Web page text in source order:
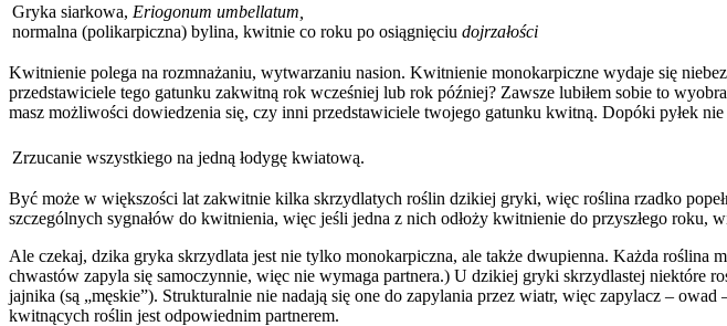
Gryka siarkowa, Eriogonum umbellatum,
normalna (polikarpiczna) bylina, kwitnie co roku po osiągnięciu dojrzałości
Kwitnienie polega na rozmnażaniu, wytwarzaniu nasion. Kwitnienie monokarpiczne wydaje się
przedstawiciele tego gatunku zakwitną rok wcześniej lub rok później? Zawsze lubiłem sobie to
masz możliwości dowiedzenia się, czy inni przedstawiciele twojego gatunku kwitną. Dopóki pyłek
Zrzucanie wszystkiego na jedną łodygę kwiatową.
Być może w większości lat zakwitnie kilka skrzydlatych roślin dzikiej gryki, więc roślina rzadko
szczególnych sygnałów do kwitnienia, więc jeśli jedna z nich odłoży kwitnienie do przyszłego roku,
Ale czekaj, dzika gryka skrzydlata jest nie tylko monokarpiczna, ale także dwupienna. Każda roślina
chwastów zapyla się samoczynnie, więc nie wymaga partnera.) U dzikiej gryki skrzydlastej niektóre
jajnika (są „męskie”). Strukturalnie nie nadają się one do zapylania przez wiatr, więc zapylacz –
kwitnących roślin jest odpowiednim partnerem.